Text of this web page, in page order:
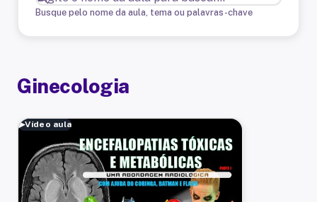
Busque pelo nome da aula, tema ou palavras-chave
Ginecologia
▶Vídeo aula